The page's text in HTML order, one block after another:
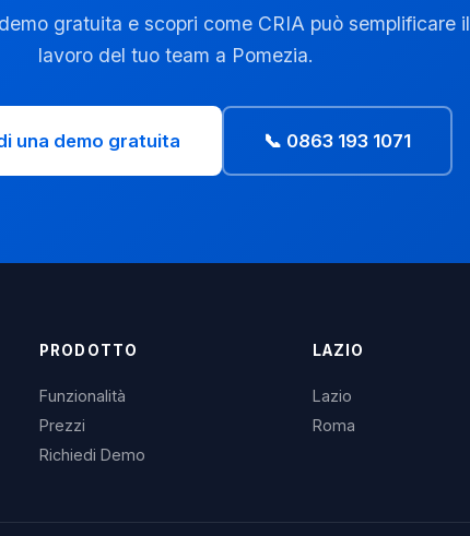
gratuita e scopri come CRIA può semplificare il
lavoro del tuo team a Pomezia.
una demo gratuita 📞 0863 193 1071
PRODOTTO
Funzionalità
Prezzi
Richiedi Demo
LAZIO
Lazio
Roma